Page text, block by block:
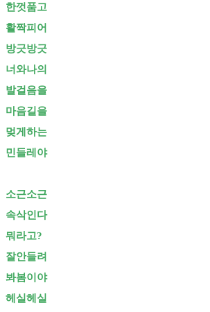
한껏품고
활짝피어
방긋방긋
너와나의
발걸음을
마음길을
멎게하는
민들레야
소근소근
속삭인다
뭐라고?
잘안들려
봐봄이야
헤실헤실